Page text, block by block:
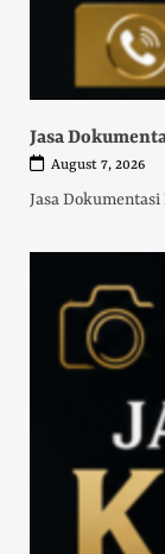
Jasa
August 7, 2026
Jasa